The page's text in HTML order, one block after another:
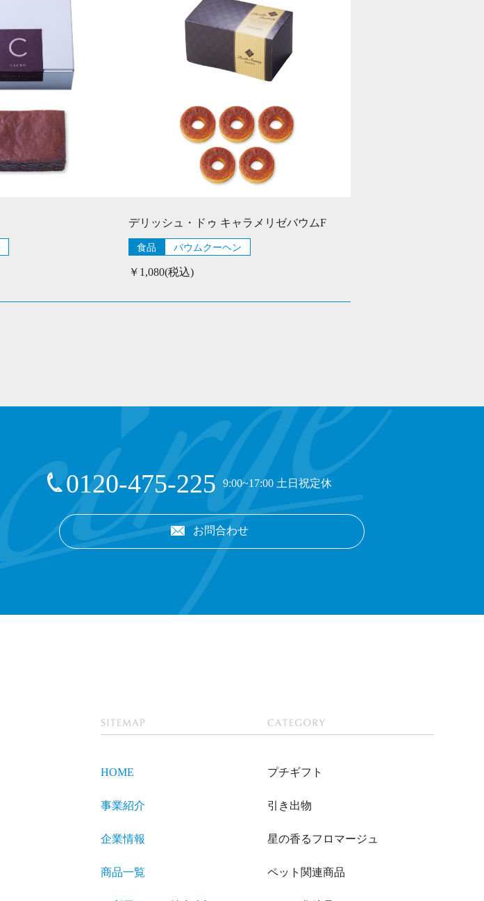
デリッシュ・ドゥ キャラメリゼバウムF
食品 バウムクーヘン
￥1,080(税込)
0120-475-225 9:00~17:00 土日祝定休
お問合わせ
HOME
事業紹介
企業情報
商品一覧
プチギフト
引き出物
星の香るフロマージュ
ペット関連商品